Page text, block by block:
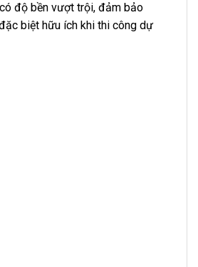
độ bền vượt trội, đảm bảo
biệt hữu ích khi thi công dự